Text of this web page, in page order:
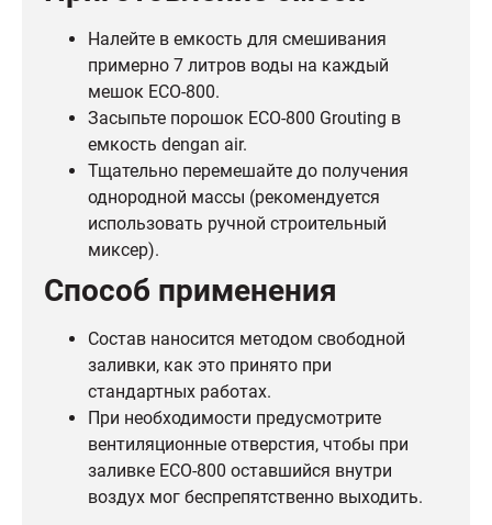
Налейте в емкость для смешивания
примерно 7 литров воды на каждый
мешок ECO-800.
Засыпьте порошок ECO-800 Grouting в
емкость dengan air.
Тщательно перемешайте до получения
однородной массы (рекомендуется
использовать ручной строительный
миксер).
Способ применения
Состав наносится методом свободной
заливки, как это принято при
стандартных работах.
При необходимости предусмотрите
вентиляционные отверстия, чтобы при
заливке ECO-800 оставшийся внутри
воздух мог беспрепятственно выходить.